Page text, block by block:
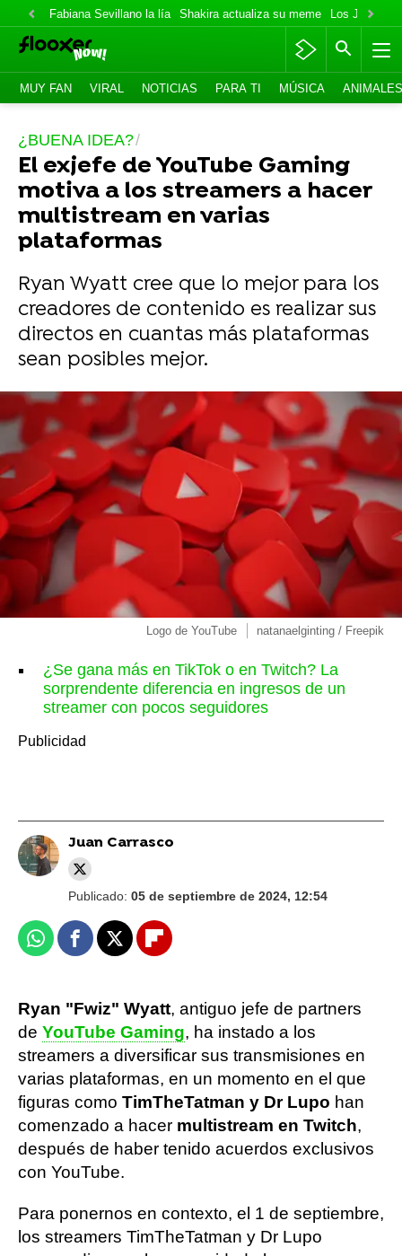
Fabiana Sevillano la lía Shakira actualiza su meme Los Jonas
MUY FAN VIRAL NOTICIAS PARA TI MÚSICA ANIMALES
¿BUENA IDEA?
El exjefe de YouTube Gaming
motiva a los streamers a hacer
multistream en varias
plataformas
Ryan Wyatt cree que lo mejor para los
creadores de contenido es realizar sus
directos en cuantas más plataformas
sean posibles mejor.
Logo de YouTube natanaelginting / Freepik
¿Se gana más en TikTok o en Twitch? La
sorprendente diferencia en ingresos de un
streamer con pocos seguidores
Juan Carrasco
Publicado: 05 de septiembre de 2024, 12:54
WhatsappFacebook
X Flipboard
Ryan "Fwiz" Wyatt, antiguo jefe de partners
de YouTube Gaming, ha instado a los
streamers a diversificar sus transmisiones en
varias plataformas, en un momento en el que
figuras como TimTheTatman y Dr Lupo han
comenzado a hacer multistream en Twitch,
después de haber tenido acuerdos exclusivos
con YouTube.
Para ponernos en contexto, el 1 de septiembre,
los streamers TimTheTatman y Dr Lupo